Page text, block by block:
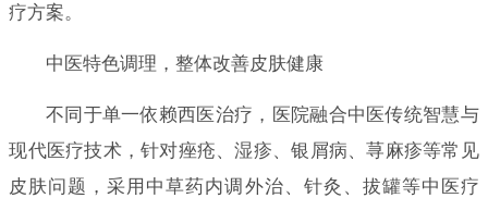
疗方案。
中医特色调理，整体改善皮肤健康
不同于单一依赖西医治疗，医院融合中医传统智慧与
现代医疗技术，针对痤疮、湿疹、银屑病、荨麻疹等常见
皮肤问题，采用中草药内调外治、针灸、拔罐等中医疗